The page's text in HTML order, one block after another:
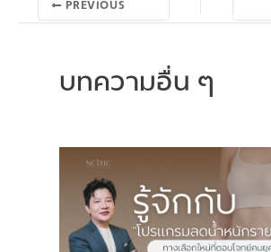
PREVIOUS
บทความอื่น ๆ